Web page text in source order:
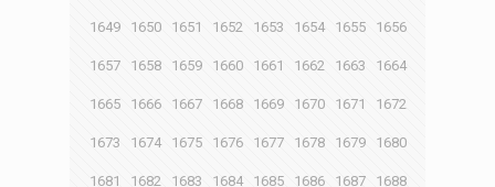
1649 1650 1651 1652 1653 1654 1655 1656
1657 1658 1659 1660 1661 1662 1663 1664
1665 1666 1667 1668 1669 1670 1671 1672
1673 1674 1675 1676 1677 1678 1679 1680
1681 1682 1683 1684 1685 1686 1687 1688